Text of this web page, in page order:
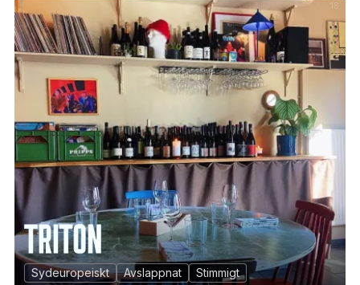
18
Sydeuropeiskt Avslappnat
Stimmigt